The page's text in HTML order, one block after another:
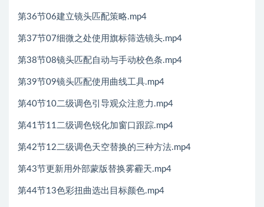
第36节06建立镜头匹配策略.mp4
第37节07细微之处使用旗标筛选镜头.mp4
第38节08镜头匹配自动与手动校色条.mp4
第39节09镜头匹配使用曲线工具.mp4
第40节10二级调色引导观众注意力.mp4
第41节11二级调色锐化加窗口跟踪.mp4
第42节12二级调色天空替换的三种方法.mp4
第43节更新用外部蒙版替换雾霾天.mp4
第44节13色彩扭曲选出目标颜色.mp4